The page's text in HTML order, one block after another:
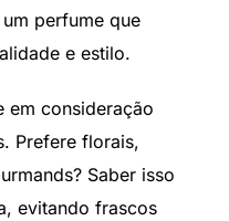
perfume que
e estilo.
em consideração
Prefere florais,
Saber isso
evitando frascos